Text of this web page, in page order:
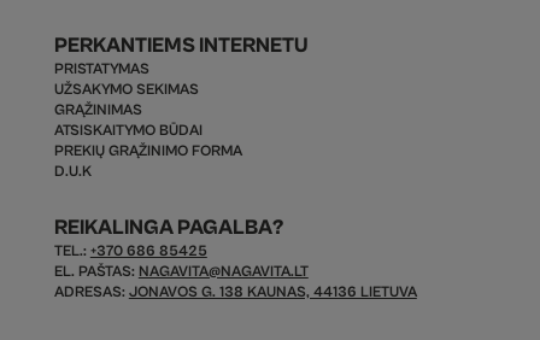
PERKANTIEMS INTERNETU
PRISTATYMAS
UŽSAKYMO SEKIMAS
GRĄŽINIMAS
ATSISKAITYMO BŪDAI
PREKIŲ GRĄŽINIMO FORMA
D.U.K
REIKALINGA PAGALBA?
TEL.: +370 686 85425
EL. PAŠTAS: NAGAVITA@NAGAVITA.LT
ADRESAS: JONAVOS G. 138 KAUNAS, 44136 LIETUVA